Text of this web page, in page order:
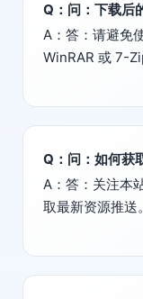
Q：问：下载后
A：答：请避免
WinRAR 或 7-
Q：问：如何获
A：答：关注本
取最新资源推送。